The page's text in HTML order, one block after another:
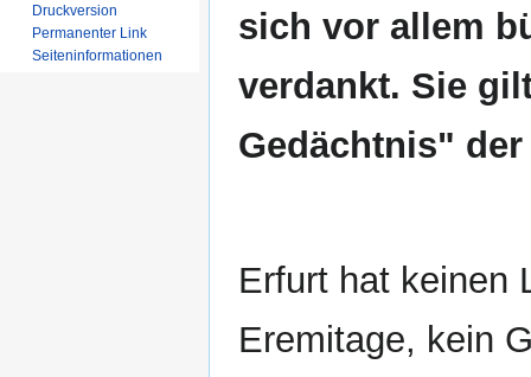
sich vor allem
verdankt. Sie
Gedächtnis"
Erfurt hat keinen
Eremitage, kein
Druckversion
Permanenter Link
Seiten­informationen